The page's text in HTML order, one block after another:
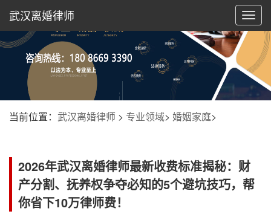
切
换
航
武汉离婚律师
当前位置： 武汉离婚律师 > 专业领域> 婚姻家庭>
2026年武汉离婚律师最新收费标准揭秘：财
产分割、抚养权争夺必知的5个避坑技巧，帮
你省下10万律师费！